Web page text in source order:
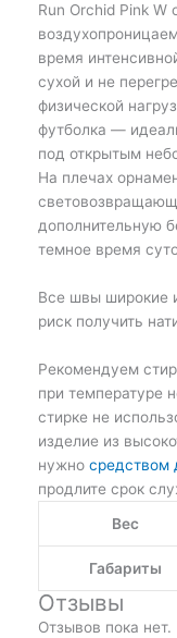
Run Orchid Pink W
время
сухой и не
физической
футболка —
под открытым
На плечах
дополнительную
темное время
Все швы широкие
риск получить
Рекомендуем
при температуре
стирке не
изделие из
нужно средством
продлите срок
Вес
Габариты
Отзывы
Отзывов пока нет.